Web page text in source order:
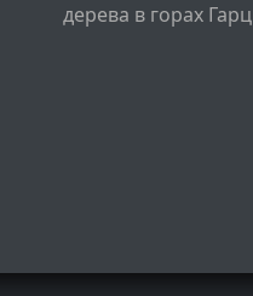
дерева в горах Гарц